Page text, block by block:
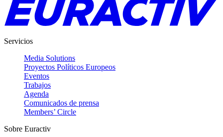
Servicios
Media Solutions
Proyectos Políticos Europeos
Eventos
Trabajos
Agenda
Comunicados de prensa
Members’ Circle
Sobre Euractiv